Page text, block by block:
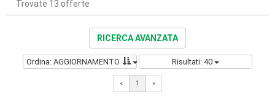
Trovate 13 offerte
RICERCA AVANZATA
Ordina: AGGIORNAMENTO Risultati: 40
« 1 «